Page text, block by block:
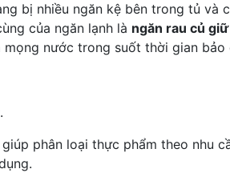
bị nhiều ngăn kệ bên trong tủ và
của ngăn lạnh là ngăn rau củ
nước trong suốt thời gian bảo
.
phân loại thực phẩm theo nhu